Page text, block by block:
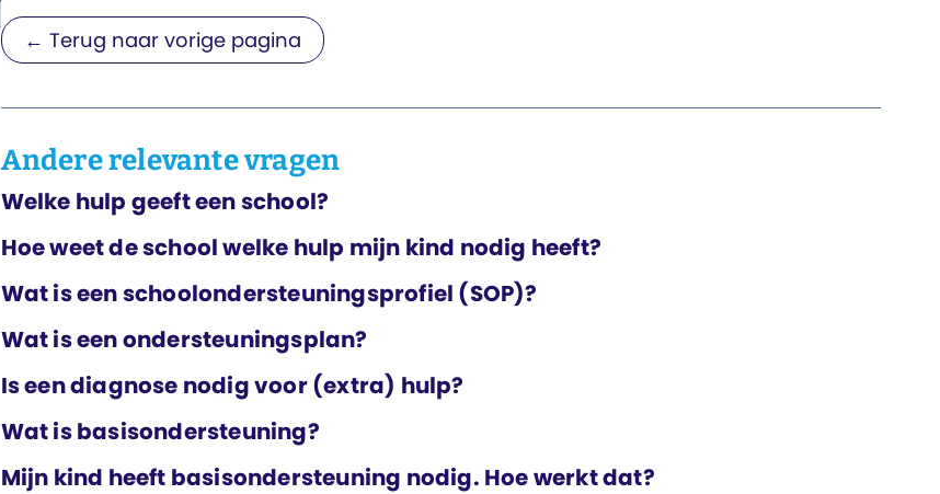
← Terug naar vorige pagina
Andere relevante vragen
Welke hulp geeft een school?
Hoe weet de school welke hulp mijn kind nodig heeft?
Wat is een school­ondersteunings­profiel (SOP)?
Wat is een ondersteunings­plan?
Is een diagnose nodig voor (extra) hulp?
Wat is basis­ondersteuning?
Mijn kind heeft basis­ondersteuning nodig. Hoe werkt dat?